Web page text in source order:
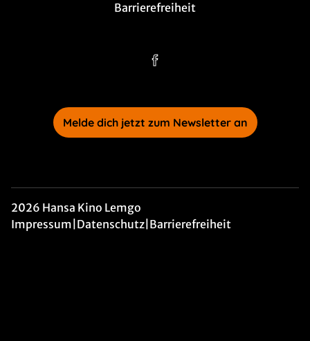
Barrierefreiheit
Melde dich jetzt zum Newsletter an
2026 Hansa Kino Lemgo
Impressum Datenschutz Barrierefreiheit